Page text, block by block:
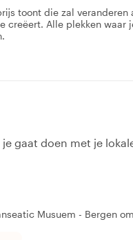
toont die zal veranderen
creëert. Alle plekken
gaat doen met je
Musuem - Bergen